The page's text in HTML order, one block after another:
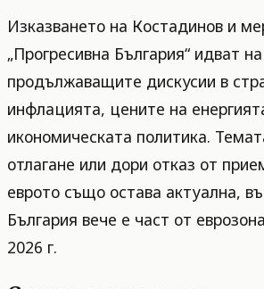
Изказването на Костадинов и
„Прогресивна България“ идват
продължаващите дискусии в
инфлацията, цените на
икономическата политика.
отлагане или дори отказ от
еврото също остава актуална,
България вече е част от
2026 г.